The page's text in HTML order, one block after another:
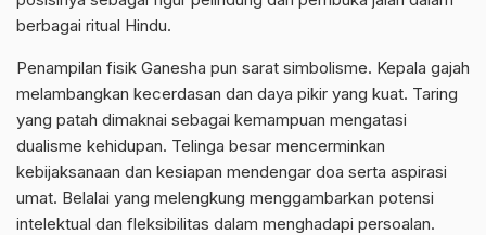
berbagai ritual Hindu.
Penampilan fisik Ganesha pun sarat simbolisme. Kepala gajah
melambangkan kecerdasan dan daya pikir yang kuat. Taring
yang patah dimaknai sebagai kemampuan mengatasi
dualisme kehidupan. Telinga besar mencerminkan
kebijaksanaan dan kesiapan mendengar doa serta aspirasi
umat. Belalai yang melengkung menggambarkan potensi
intelektual dan fleksibilitas dalam menghadapi persoalan.